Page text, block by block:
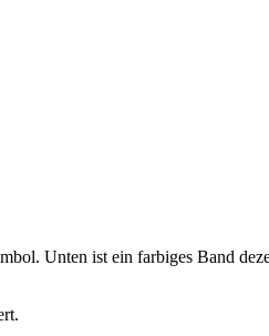
Unten ist ein farbiges Band